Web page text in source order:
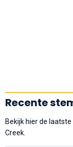
Recente
Bekijk hier de
Creek.